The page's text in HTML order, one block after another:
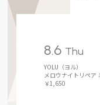
8.6 Thu
YOLU（ヨル）
メロウナイトリペア
￥1,650